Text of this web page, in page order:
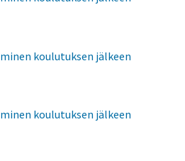
koulutuksen jälkeen
koulutuksen jälkeen